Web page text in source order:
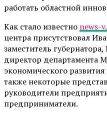
работать областной
Как стало известно news-
центра присутствовал
заместитель
директор департамента
экономического
также некоторые
руководители
предприниматели.